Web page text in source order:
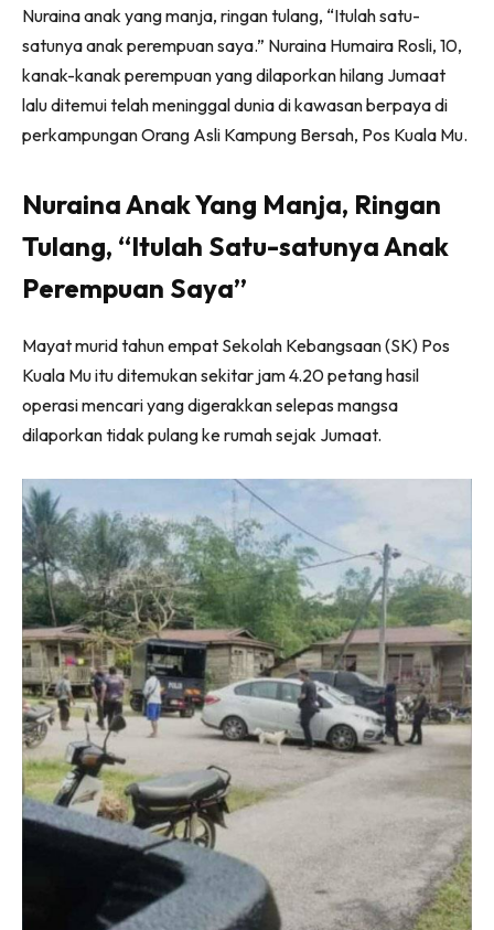
(Twitter)
Nuraina anak yang manja, ringan tulang, “Itulah satu-
satunya anak perempuan saya.” Nuraina Humaira Rosli, 10,
kanak-kanak perempuan yang dilaporkan hilang Jumaat
lalu ditemui telah meninggal dunia di kawasan berpaya di
perkampungan Orang Asli Kampung Bersah, Pos Kuala Mu.
Nuraina Anak Yang Manja, Ringan
Tulang, “Itulah Satu-satunya Anak
Perempuan Saya”
Mayat murid tahun empat Sekolah Kebangsaan (SK) Pos
Kuala Mu itu ditemukan sekitar jam 4.20 petang hasil
operasi mencari yang digerakkan selepas mangsa
dilaporkan tidak pulang ke rumah sejak Jumaat.